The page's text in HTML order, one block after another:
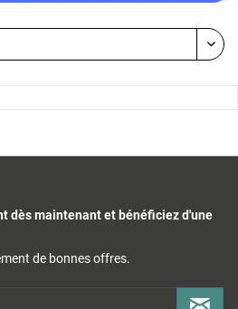
dès maintenant et bénéficiez d'une
de bonnes offres.